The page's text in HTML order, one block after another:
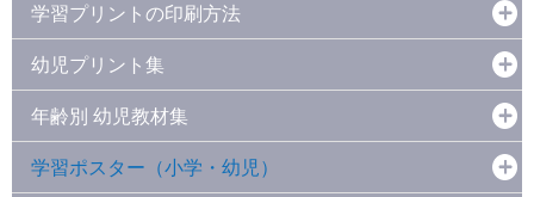
学習プリントの印刷方法
幼児プリント集
年齢別 幼児教材集
学習ポスター（小学・幼児）